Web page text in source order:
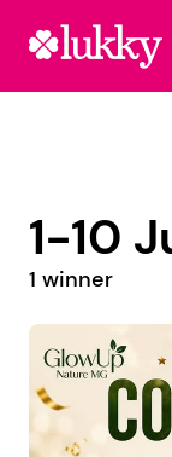
1-10
1 winner